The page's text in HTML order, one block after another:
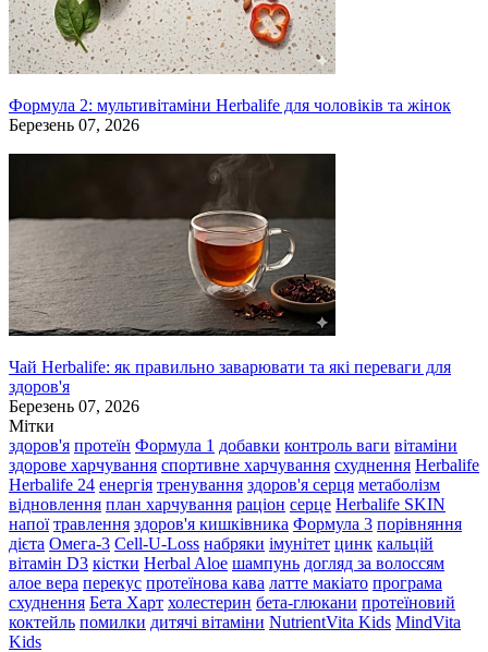
Формула 2: мультивітаміни Herbalife для чоловіків та жінок
Березень 07, 2026
Чай Herbalife: як правильно заварювати та які переваги для
здоров'я
Березень 07, 2026
Мітки
здоров'я протеїн Формула 1 добавки контроль ваги вітаміни
здорове харчування спортивне харчування схуднення Herbalife
Herbalife 24 енергія тренування здоров'я серця метаболізм
відновлення план харчування раціон серце Herbalife SKIN
напої травлення здоров'я кишківника Формула 3 порівняння
дієта Омега-3 Cell-U-Loss набряки імунітет цинк кальцій
вітамін D3 кістки Herbal Aloe шампунь догляд за волоссям
алое вера перекус протеїнова кава латте макіато програма
схуднення Бета Харт холестерин бета-глюкани протеїновий
коктейль помилки дитячі вітаміни NutrientVita Kids MindVita
Kids